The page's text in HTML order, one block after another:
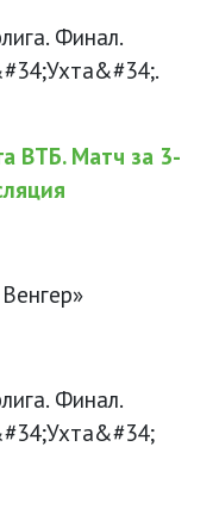
Финал.
ВТБ. Матч за 3-
Финал.